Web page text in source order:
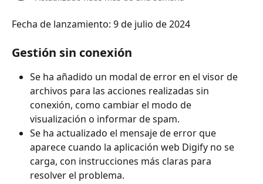
Fecha de lanzamiento: 9 de julio de 2024
Gestión sin conexión
Se ha añadido un modal de error en el visor de
archivos para las acciones realizadas sin
conexión, como cambiar el modo de
visualización o informar de spam.
Se ha actualizado el mensaje de error que
aparece cuando la aplicación web Digify no se
carga, con instrucciones más claras para
resolver el problema.